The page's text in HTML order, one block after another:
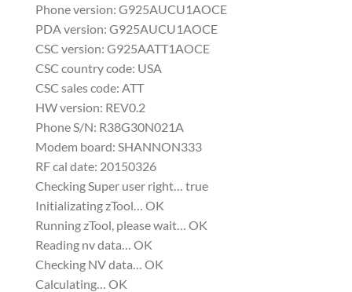
Phone version: G925AUCU1AOCE
PDA version: G925AUCU1AOCE
CSC version: G925AATT1AOCE
CSC country code: USA
CSC sales code: ATT
HW version: REV0.2
Phone S/N: R38G30N021A
Modem board: SHANNON333
RF cal date: 20150326
Checking Super user right… true
Initializating zTool… OK
Running zTool, please wait… OK
Reading nv data… OK
Checking NV data… OK
Calculating… OK